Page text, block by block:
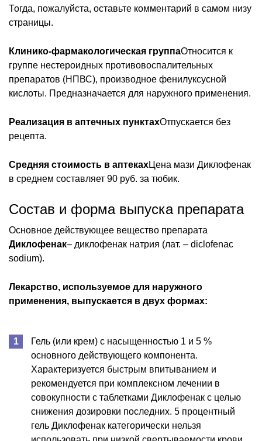
Тогда, пожалуйста, оставьте комментарий в самом низу
страницы.
Клинико-фармакологическая группаОтносится к
группе нестероидных противовоспалительных
препаратов (НПВС), производное фенилуксусной
кислоты. Предназначается для наружного применения.
Реализация в аптечных пунктахОтпускается без
рецепта.
Средняя стоимость в аптекахЦена мази Диклофенак
в среднем составляет 90 руб. за тюбик.
Состав и форма выпуска препарата
Основное действующее вещество препарата
Диклофенак– диклофенак натрия (лат. – diclofenac
sodium).
Лекарство, используемое для наружного
применения, выпускается в двух формах:
Гель (или крем) с насыщенностью 1 и 5 %
основного действующего компонента.
Характеризуется быстрым впитыванием и
рекомендуется при комплексном лечении в
совокупности с таблетками Диклофенак с целью
снижения дозировки последних. 5 процентный
гель Диклофенак категорически нельзя